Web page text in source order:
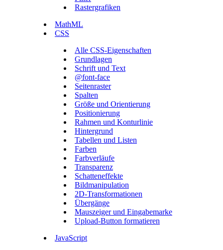
Rastergrafiken
MathML
CSS
Alle CSS-Eigenschaften
Grundlagen
Schrift und Text
@font-face
Seitenraster
Spalten
Größe und Orientierung
Positionierung
Rahmen und Konturlinie
Hintergrund
Tabellen und Listen
Farben
Farbverläufe
Transparenz
Schatteneffekte
Bildmanipulation
2D-Transformationen
Übergänge
Mauszeiger und Eingabemarke
Upload-Button formatieren
JavaScript